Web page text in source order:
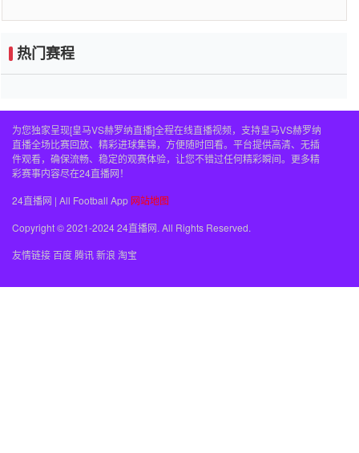
热门赛程
为您独家呈现[皇马VS赫罗纳直播]全程在线直播视频，支持皇马VS赫罗纳
直播全场比赛回放、精彩进球集锦，方便随时回看。平台提供高清、无插
件观看，确保流畅、稳定的观赛体验，让您不错过任何精彩瞬间。更多精
彩赛事内容尽在24直播网！
24直播网 | All Football App 网站地图
Copyright © 2021-2024 24直播网. All Rights Reserved.
友情链接百度腾讯新浪 淘宝